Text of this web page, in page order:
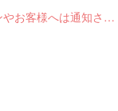
Q-2551 LINE対応Web予約から予約が入った時やキャンセルされた時、サロンやお客様へは通知されますか？